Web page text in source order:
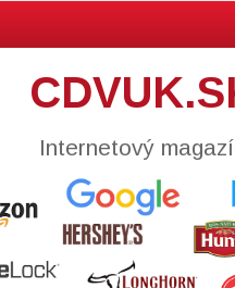
Internetový